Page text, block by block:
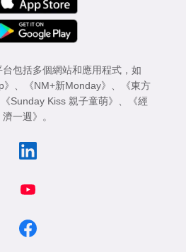
包括多個網站和應用程式，如
《NM+新Monday》
《東方
《Sunday Kiss 親子童萌》
《經
濟一週》
。